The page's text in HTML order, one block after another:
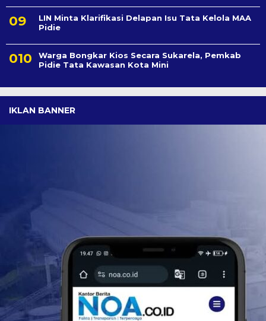
LIN Minta Klarifikasi Delapan Isu Tata Kelola MAA
Pidie
Warga Bongkar Kios Secara Sukarela, Pemkab
Pidie Tata Kawasan Kota Mini
IKLAN BANNER